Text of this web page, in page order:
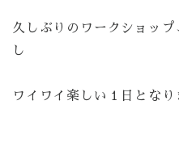
久しぶりのワークショッ
し
ワイワイ楽しい１日となり